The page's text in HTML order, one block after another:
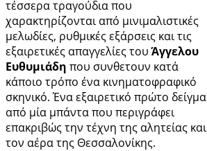
τέσσερα τραγούδια που
χαρακτηρίζονται από μινιμαλιστικές
μελωδίες, ρυθμικές εξάρσεις και τις
εξαιρετικές απαγγελίες τουΆγγελου
Ευθυμιάδη που συνθετουν κατά
κάποιο τρόπο ένα κινηματοφραφικό
σκηνικό. Ένα εξαιρετικό πρώτο δείγμα
από μία μπάντα που περιγράφει
επακριβώς την τέχνη της αλητείας και
τον αέρα της Θεσσαλονίκης.